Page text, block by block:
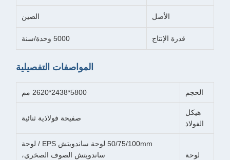
الأصل الصين
قدرة الإنتاج 5000 وحدة/سنة
المواصفات التفصيلية
الحجم 5800*2438*2620 مم
هيكل
الفولاذ
صفيحة فولاذية ثنائية
لوحة
50/75/100mm لوحة ساندويتش EPS / لوحة
ساندويتش الصوف الصخري،